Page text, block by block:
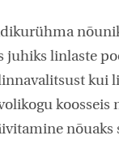
linlaste
kui
koosseis